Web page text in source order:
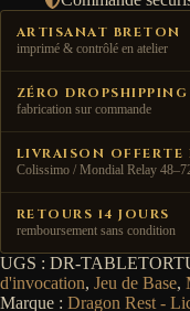
de
Torture
ARTISANAT BRETON
imprimé & contrôlé en atelier
ZÉRO DROPSHIPPING
fabrication sur commande
LIVRAISON OFFERTE
Colissimo / Mondial Relay
RETOURS 14 JOURS
remboursement sans condition
UGS : DR-
d'invocation, Jeu de Base,
Marque : Dragon Rest -